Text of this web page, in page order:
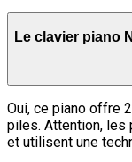
Le clavier piano
Oui, ce piano offre
piles. Attention, les
et utilisent une